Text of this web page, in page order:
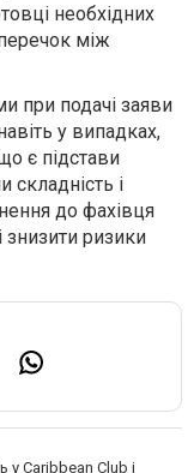
необхідних
між
при подачі заяви
у випадках,
є підстави
і
до фахівця
ризики
у Caribbean Club і